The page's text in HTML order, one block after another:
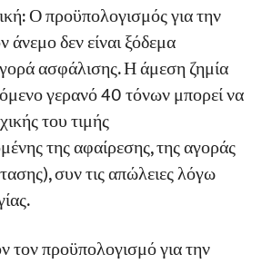
Ο προϋπολογισμός για την
δεν είναι ξόδεμα
ασφάλισης. Η άμεση ζημία
γερανό 40 τόνων μπορεί να
του τιμής
της αφαίρεσης, της αγοράς
συν τις απώλειες λόγω
τον προϋπολογισμό για την